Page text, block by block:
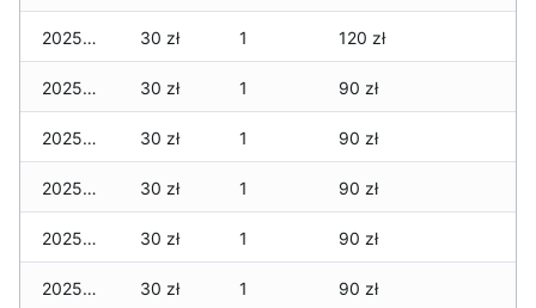
2025-11-24 30 zł 1 120 zł
2025-11-23 30 zł 1 90 zł
2025-11-22 30 zł 1 90 zł
2025-11-21 30 zł 1 90 zł
2025-11-20 30 zł 1 90 zł
2025-11-19 30 zł 1 90 zł